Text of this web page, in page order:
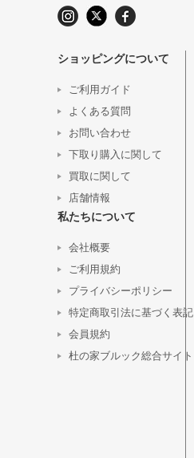
ショッピングについて
ご利用ガイド
よくある質問
お問い合わせ
下取り購入に関して
買取に関して
店舗情報
私たちについて
会社概要
ご利用規約
プライバシーポリシー
特定商取引法に基づく表記
会員規約
杜の家ブルック総合サイト